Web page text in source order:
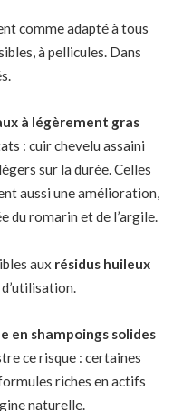
comme adapté à tous
à pellicules. Dans
à légèrement gras
: cuir chevelu assaini
sur la durée. Celles
aussi une amélioration,
du romarin et de l’argile.
aux résidus huileux
en shampoings solides
ce risque : certaines
riches en actifs
naturelle.